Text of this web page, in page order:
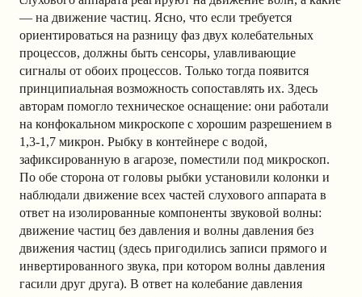
— на движение частиц. Ясно, что если требуется
ориентироваться на разницу фаз двух колебательных
процессов, должны быть сенсоры, улавливающие
сигналы от обоих процессов. Только тогда появится
принципиальная возможность сопоставлять их. Здесь
авторам помогло техническое оснащение: они работали
на конфокальном микроскопе с хорошим разрешением в
1,3-1,7 микрон. Рыбку в контейнере с водой,
зафиксированную в агарозе, поместили под микроскоп.
По обе сторона от головы рыбки установили колонки и
наблюдали движение всех частей слухового аппарата в
ответ на изолированные компоненты звуковой волны:
движение частиц без давления и волны давления без
движения частиц (здесь пригодились записи прямого и
инвертированного звука, при котором волны давления
гасили друг друга). В ответ на колебание давления